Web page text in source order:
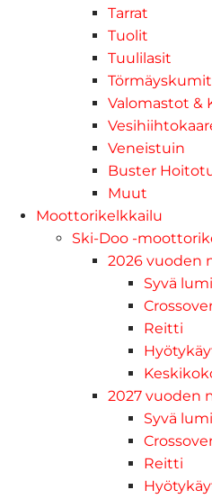
Tarrat
Tuolit
Tuulilasit
Törmäyskumit
Valomastot &
Veneistuin
Buster
Muut
Moottorikelkkailu
Ski-Doo -
2026 vuoden
Syvä lumi
Reitti
2027 vuoden
Syvä lumi
Reitti